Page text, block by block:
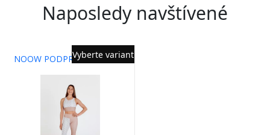
Naposledy navštívené
NOOW PODPRSENKA NUDE
Vyberte variant